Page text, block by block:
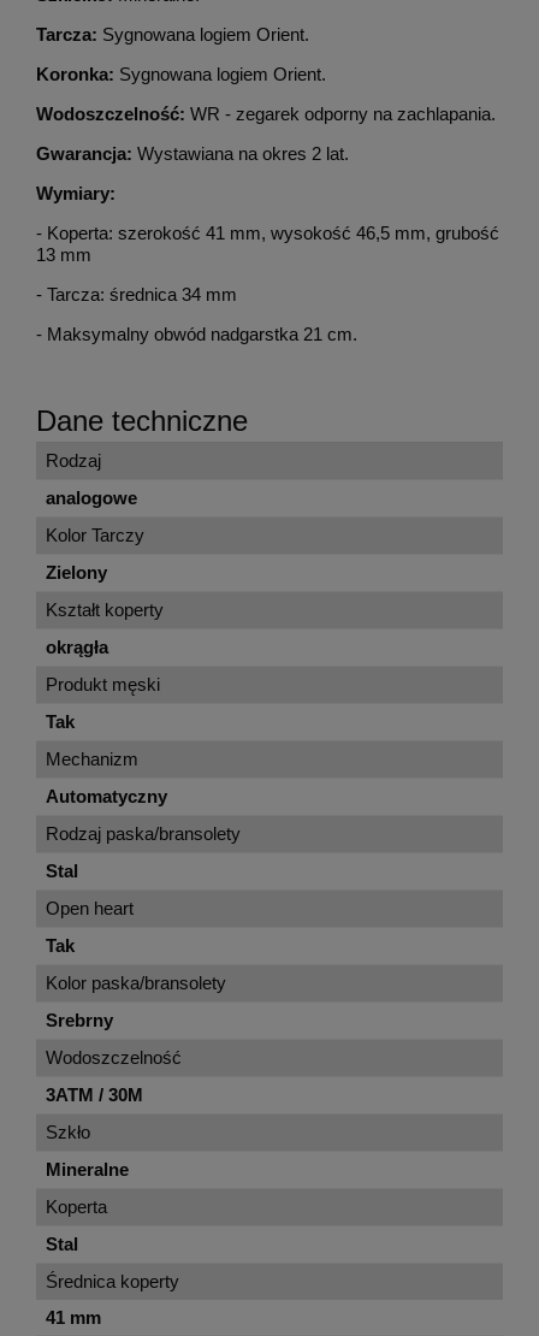
Tarcza: Sygnowana logiem Orient.
Koronka: Sygnowana logiem Orient.
Wodoszczelność: WR - zegarek odporny na zachlapania.
Gwarancja: Wystawiana na okres 2 lat.
Wymiary:
- Koperta: szerokość 41 mm, wysokość 46,5 mm, grubość
13 mm
- Tarcza: średnica 34 mm
- Maksymalny obwód nadgarstka 21 cm.
Dane techniczne
Rodzaj
analogowe
Kolor Tarczy
Zielony
Kształt koperty
okrągła
Produkt męski
Tak
Mechanizm
Automatyczny
Rodzaj paska/bransolety
Stal
Open heart
Tak
Kolor paska/bransolety
Srebrny
Wodoszczelność
3ATM / 30M
Szkło
Mineralne
Koperta
Stal
Średnica koperty
41 mm